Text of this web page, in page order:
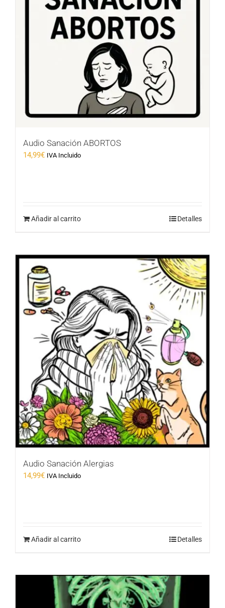
Audio Sanación ABORTOS
14,99€ IVA Incluido
Añadir al carrito Detalles
Audio Sanación Alergias
14,99€ IVA Incluido
Añadir al carrito Detalles